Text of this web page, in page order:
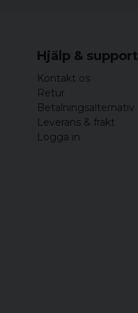
Hjälp & support
Kontakt os
Retur
Betalningsalternativ
Leverans & frakt
Logga in